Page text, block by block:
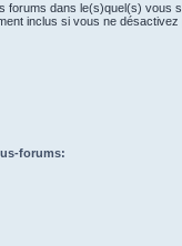
forums dans le(s)quel(s) vous
inclus si vous ne
forums: